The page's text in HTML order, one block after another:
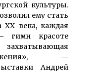
культуры.
ему стать
ХХ века, каждая
гимн красоте
захватывающая
—
Андрей